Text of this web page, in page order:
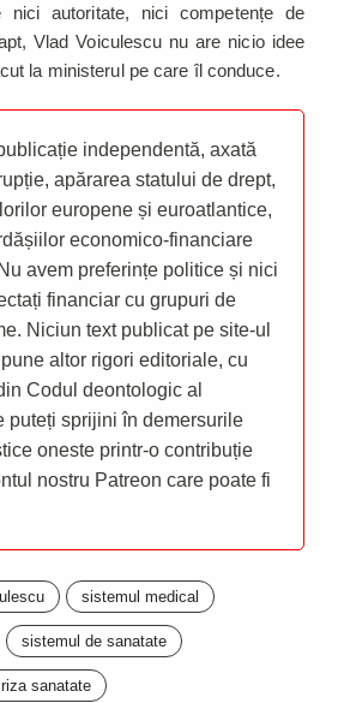
nici autoritate, nici competențe de
Vlad Voiculescu nu are nicio idee
la ministerul pe care îl conduce.
independentă, axată
apărarea statului de drept,
europene și euroatlantice,
economico-financiare
avem preferințe politice și nici
financiar cu grupuri de
Niciun text publicat pe site-ul
altor rigori editoriale, cu
Codul deontologic al
puteți sprijini în demersurile
oneste printr-o contribuție
nostru Patreon care poate fi
sistemul medical
sistemul de sanatate
sanatate